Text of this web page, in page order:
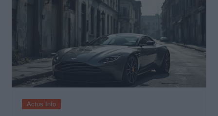
Actus Info